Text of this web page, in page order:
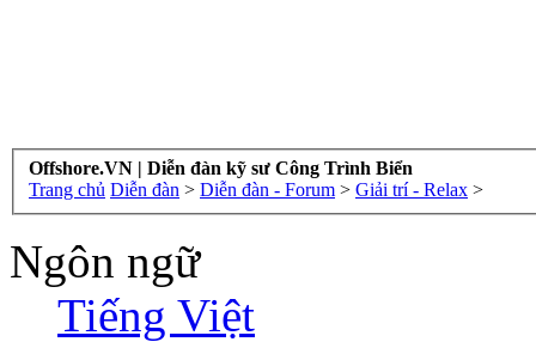
Offshore.VN | Diễn đàn kỹ sư Công Trình Biển
Trang chủ Diễn đàn > Diễn đàn - Forum > Giải trí - Relax >
Ngôn ngữ
Tiếng Việt